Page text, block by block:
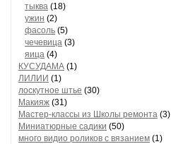
тыква (18)
ужин (2)
фасоль (5)
чечевица (3)
яица (4)
КУСУДАМА (1)
ЛИЛИИ (1)
лоскутное штье (30)
Макияж (31)
Мастер-классы из Школы ремонта (3)
Миниатюрные садики (50)
много видио роликов с вязанием (1)